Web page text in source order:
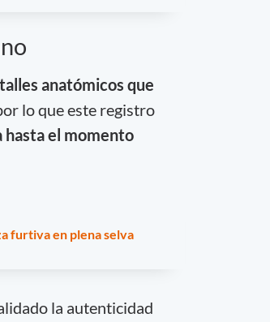
anatómicos que
lo que este registro
hasta el momento
furtiva en plena selva
la autenticidad